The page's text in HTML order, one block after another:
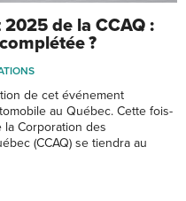
de la CCAQ :
?
de cet événement
au Québec. Cette fois-
la Corporation des
(CCAQ) se tiendra au